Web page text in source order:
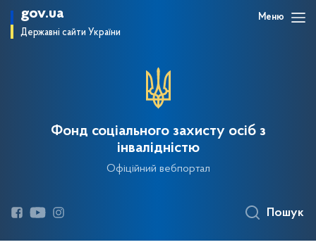
gov.ua
Державні сайти України
Меню
Фонд соціального захисту осіб з
інвалідністю
Офіційний вебпортал
Пошук